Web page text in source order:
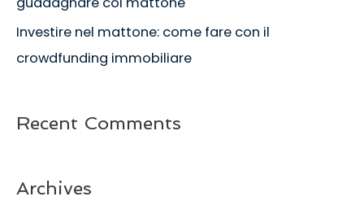
Investire nel mattone: come fare con il
crowdfunding immobiliare
Recent Comments
Archives